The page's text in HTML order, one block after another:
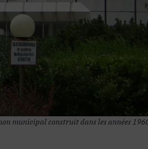
municipal construit dans les années